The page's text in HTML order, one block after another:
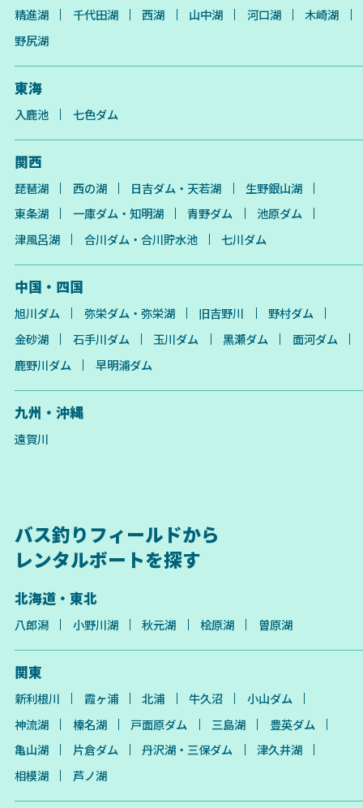
精進湖 千代田湖 西湖 山中湖 河口湖
木崎湖
野尻湖
東海
入鹿池 七色ダム
関西
琵琶湖 西の湖 日吉ダム・天若湖
生野銀山湖
東条湖
一庫ダム・知明湖 青野ダム
池原ダム
津風呂湖
合川ダム・合川貯水池 七川ダム
中国・四国
旭川ダム 弥栄ダム・弥栄湖 旧吉野川
野村ダム
金砂湖
石手川ダム 玉川ダム 黒瀬ダム
面河ダム
鹿野川ダム
早明浦ダム
九州・沖縄
遠賀川
バス釣りフィールドから
レンタルボートを探す
北海道・東北
八郎潟 小野川湖 秋元湖 桧原湖 曽原湖
関東
新利根川 霞ヶ浦 北浦 牛久沼
小山ダム
神流湖
榛名湖 戸面原ダム 三島湖
豊英ダム
亀山湖
片倉ダム 丹沢湖・三保ダム
津久井湖
相模湖
芦ノ湖